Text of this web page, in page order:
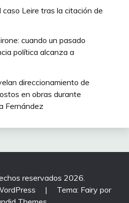
Leire tras la citación de
cuando un pasado
política alcanza a
direccionamiento de
en obras durante
Fernández
reservados 2026.
|
Tema: Fairy por